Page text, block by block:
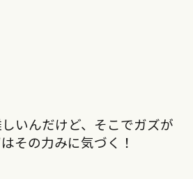
いんだけど、そこでガズが
その力みに気づく！